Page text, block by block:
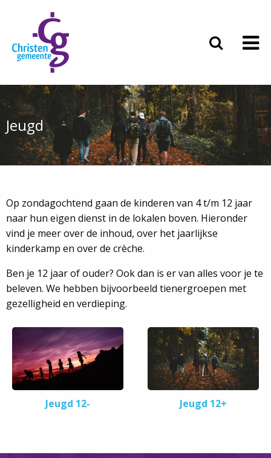
Jeugd
Op zondagochtend gaan de kinderen van 4 t/m 12 jaar
naar hun eigen dienst in de lokalen boven. Hieronder
vind je meer over de inhoud, over het jaarlijkse
kinderkamp en over de crèche.
Ben je 12 jaar of ouder? Ook dan is er van alles voor je te
beleven. We hebben bijvoorbeeld tienergroepen met
gezelligheid en verdieping.
Jeugd 12- Jeugd 12+